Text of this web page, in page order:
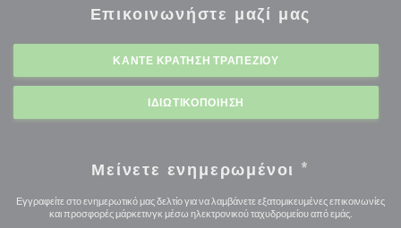
Επικοινωνήστε μαζί μας
ΚΆΝΤΕ ΚΡΆΤΗΣΗ ΤΡΑΠΕΖΙΟΎ
ΙΔΙΩΤΙΚΟΠΟΊΗΣΗ
Μείνετε ενημερωμένοι *
Εγγραφείτε στο ενημερωτικό μας δελτίο για να λαμβάνετε εξατομικευμένες επικοινωνίες
και προσφορές μάρκετινγκ μέσω ηλεκτρονικού ταχυδρομείου από εμάς.